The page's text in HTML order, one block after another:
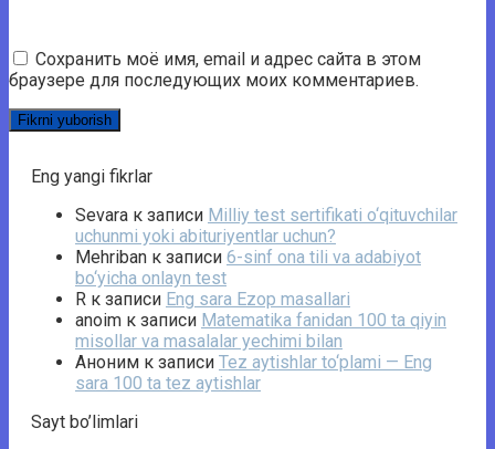
Сохранить моё имя, email и адрес сайта в этом
браузере для последующих моих комментариев.
Eng yangi fikrlar
Sevara к записи Milliy test sertifikati o‘qituvchilar
uchunmi yoki abituriyentlar uchun?
Mehriban к записи 6-sinf ona tili va adabiyot
bo‘yicha onlayn test
R к записи Eng sara Ezop masallari
anoim к записи Matematika fanidan 100 ta qiyin
misollar va masalalar yechimi bilan
Аноним к записи Tez aytishlar to‘plami — Eng
sara 100 ta tez aytishlar
Sayt bo’limlari